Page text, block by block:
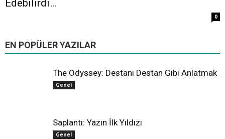
Edebilirdi…
0
EN POPÜLER YAZILAR
Daha fazla
The Odyssey: Destanı Destan Gibi Anlatmak
Genel
Saplantı: Yazın İlk Yıldızı
Genel